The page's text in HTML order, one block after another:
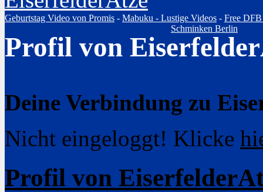
Geburtstag Video von Promis - Mabuku - Lustige Videos - Free
Schminken Berlin
Profil von
Deine Verbindung zu
Nicht eingeloggt! Klicke
Profil von